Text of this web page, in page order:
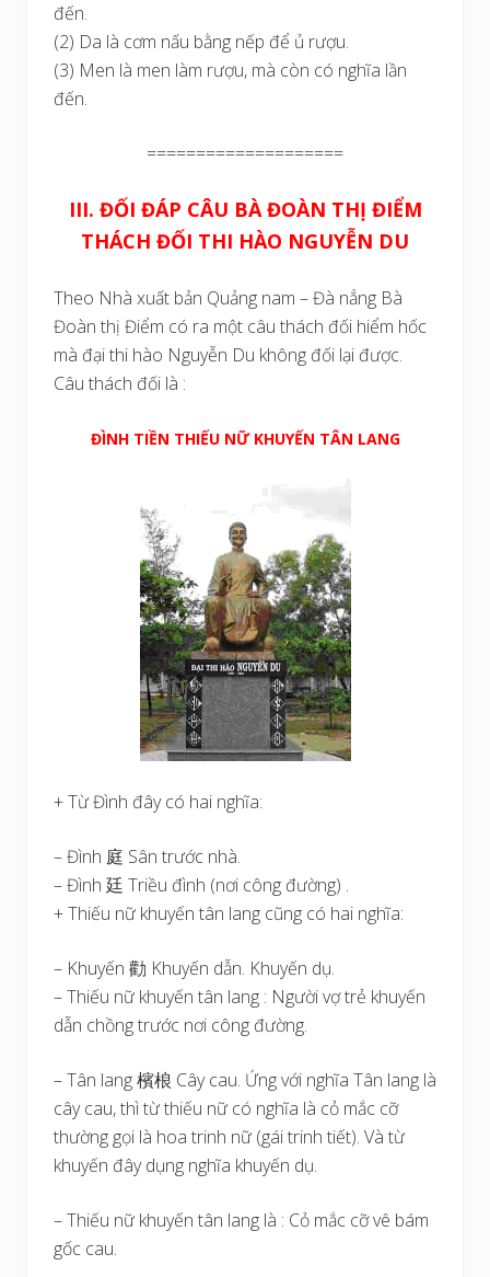
đến.
(2) Da là cơm nấu bằng nếp để ủ rượu.
(3) Men là men làm rượu, mà còn có nghĩa lần
đến.
====================
III. ĐỐI ĐÁP CÂU BÀ ĐOÀN THỊ ĐIỂM
THÁCH ĐỐI THI HÀO NGUYỄN DU
Theo Nhà xuất bản Quảng nam – Đà nẳng Bà
Đoàn thị Điểm có ra một câu thách đối hiểm hốc
mà đại thi hào Nguyễn Du không đối lại được.
Câu thách đối là :
ĐÌNH TIỀN THIẾU NỮ KHUYẾN TÂN LANG
+ Từ Đình đây có hai nghĩa:
– Đình 庭 Sân trước nhà.
– Đình 廷 Triều đình (nơi công đường) .
+ Thiếu nữ khuyến tân lang cũng có hai nghĩa:
– Khuyến 勸 Khuyến dẫn. Khuyến dụ.
– Thiếu nữ khuyến tân lang : Người vợ trẻ khuyến
dẫn chồng trước nơi công đường.
– Tân lang 檳桹 Cây cau. Ứng với nghĩa Tân lang là
cây cau, thì từ thiếu nữ có nghĩa là cỏ mắc cỡ
thường gọi là hoa trinh nữ (gái trinh tiết). Và từ
khuyến đây dụng nghĩa khuyến dụ.
– Thiếu nữ khuyến tân lang là : Cỏ mắc cỡ vê bám
gốc cau.